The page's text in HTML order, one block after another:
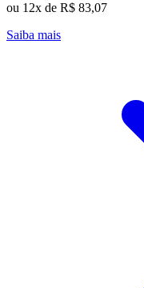
ou 12x de R$ 83,07
Saiba mais